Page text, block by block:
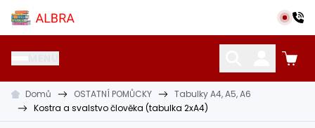
Přeskočit na hlavní obsah
Albra s.r.o.
KATALOG UČEBNIC CIZÍ JAZYKY OSTATNÍ POMŮCKY
Domů OSTATNÍ POMŮCKY
Tabulky A4, A5, A6
Kostra a svalstvo člověka (tabulka 2xA4)